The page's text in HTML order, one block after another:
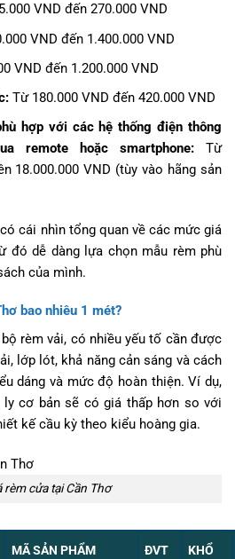
VND đến 270.000 VND
VND đến 1.400.000 VND
VND đến 1.200.000 VND
Từ 180.000 VND đến 420.000 VND
hợp với các hệ thống điện thông
remote hoặc smartphone: Từ
18.000.000 VND (tùy vào hãng sản
cái nhìn tổng quan về các mức giá
đó dễ dàng lựa chọn mẫu rèm phù
của mình.
bao nhiêu 1 mét?
rèm vải, có nhiều yếu tố cần được
lớp lót, khả năng cản sáng và cách
dáng và mức độ hoàn thiện. Ví dụ,
cơ bản sẽ có giá thấp hơn so với
kế cầu kỳ theo kiểu hoàng gia.
rèm cửa tại Cần Thơ
MÃ SẢN PHẨM ĐVT KHỔ